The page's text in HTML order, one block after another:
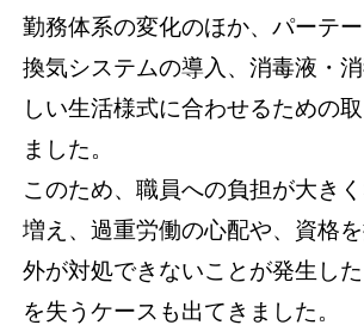
勤務体系の変化のほか、パーテー
換気システムの導入、消毒液・
しい生活様式に合わせるための
ました。
このため、職員への負担が大き
増え、過重労働の心配や、資格
外が対処できないことが発生し
を失うケースも出てきました。